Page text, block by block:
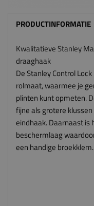
PRODUCTINFORMATIE
Kwalitatieve Stanley
draaghaak
De Stanley Control
rolmaat, waarmee je
plinten kunt opmeten.
fijne als grotere
eindhaak. Daarnaast
beschermlaag
een handige broekklem.